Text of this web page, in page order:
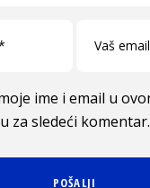
ime i email u
za sledeći komentar.